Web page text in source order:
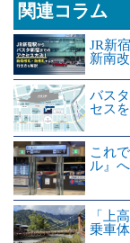
関連コラム
JR新
新南
バス
セス
これ
ル』
「上
乗車